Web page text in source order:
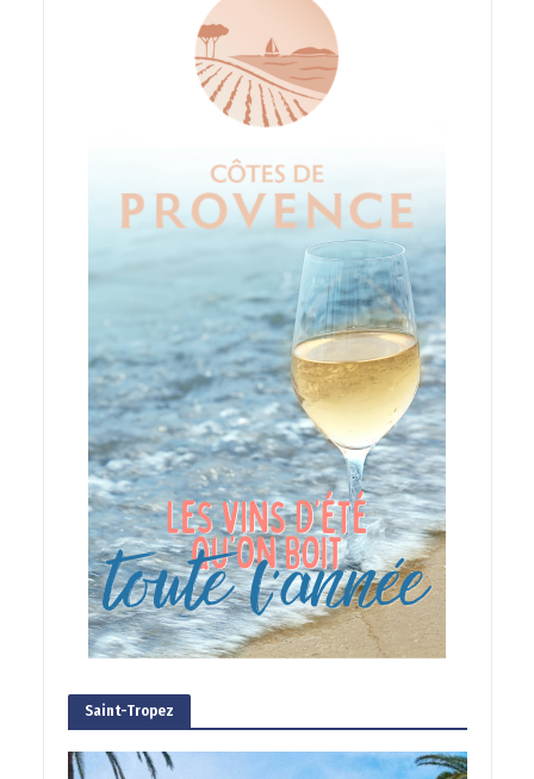
Saint-Tropez